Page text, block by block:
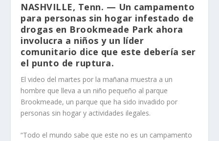
NASHVILLE, Tenn. — Un campamento
para personas sin hogar infestado de
drogas en Brookmeade Park ahora
involucra a niños y un líder
comunitario dice que este debería ser
el punto de ruptura.
El video del martes por la mañana muestra a un
hombre que lleva a un niño pequeño al parque
Brookmeade, un parque que ha sido invadido por
personas sin hogar y actividades ilegales.
“Todo el mundo sabe que este no es un campamento